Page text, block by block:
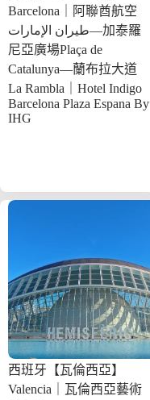
Barcelona｜阿聯酋航空
طيران الإمارات—加泰羅
尼亞廣場Plaça de
Catalunya—蘭布拉大道
La Rambla｜Hotel Indigo
Barcelona Plaza Espana By
IHG
西班牙【瓦倫西亞】
Valencia｜瓦倫西亞藝術